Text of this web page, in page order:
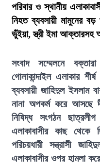
পরিবার ও স্থানীয়
নিহত ব্যবসায়ী মামুনের
ভুঁইয়া, স্ত্রী ইমা
সংবাদ সম্মেলনে
গোলাকান্দাইল এলাকার
ব্যবসায়ী জাহিদুল ইসলাম
নানা অপকর্ম করে আসছে
নিষিদ্ধ সংগঠন
এলাকাবাসীর কাছ থেকে
পরিচয়ধারী সন্ত্রাসী
এলাকাবাসীর ওপর হামলা